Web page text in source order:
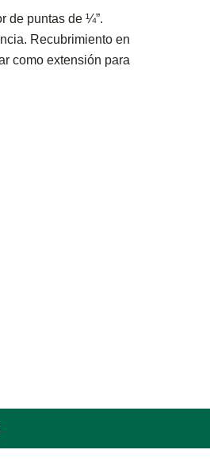
de puntas de ¼”.
Recubrimiento en
como extensión para